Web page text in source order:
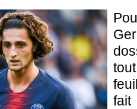
fait